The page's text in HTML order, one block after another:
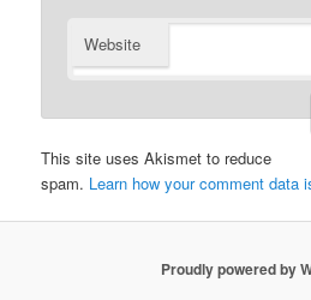
Website
This site uses Akismet to reduce
spam. Learn how your comment data
Proudly powered by